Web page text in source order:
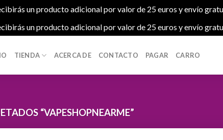
un producto adicional por valor de 25 euros y envío
un producto adicional por valor de 25 euros y envío
TIENDA ACERCA DE CONTACTO PAGAR CARRO
“VAPESHOPNEARME”